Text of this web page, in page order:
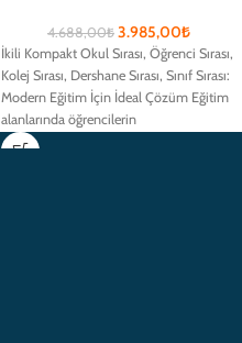
4.688,00₺ 3.985,00₺
İkili Kompakt Okul Sırası, Öğrenci Sırası,
Kolej Sırası, Dershane Sırası, Sınıf Sırası:
Modern Eğitim İçin İdeal Çözüm Eğitim
alanlarında öğrencilerin